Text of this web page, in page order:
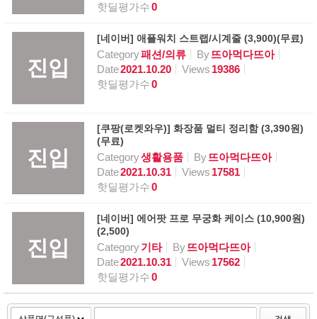
핫딜평가수0
진입
[네이버] 애플워치 스트랩/시계줄 (3,900)(무료)
Category패션/의류 By뜨아먹다뜨아
Date2021.10.20 Views 19386
핫딜평가수0
진입
[쿠팡(로켓와우)] 화장품 멀티 정리함 (3,390원)
(무료)
Category생활용품 By뜨아먹다뜨아
Date2021.10.31 Views 17581
핫딜평가수0
진입
[네이버] 에어팟 프로 무궁화 케이스 (10,900원)
(2,500)
Category기타 By뜨아먹다뜨아
Date2021.10.31 Views 17562
핫딜평가수0